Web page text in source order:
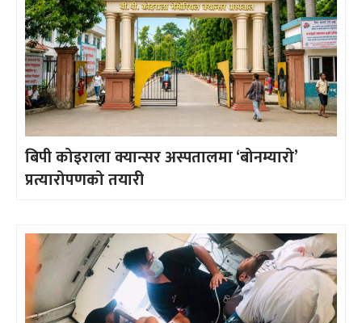
बिपी कोइराला क्यान्सर अस्पतालमा ‘बोनम्यारो’
प्रत्यारोपणको तयारी